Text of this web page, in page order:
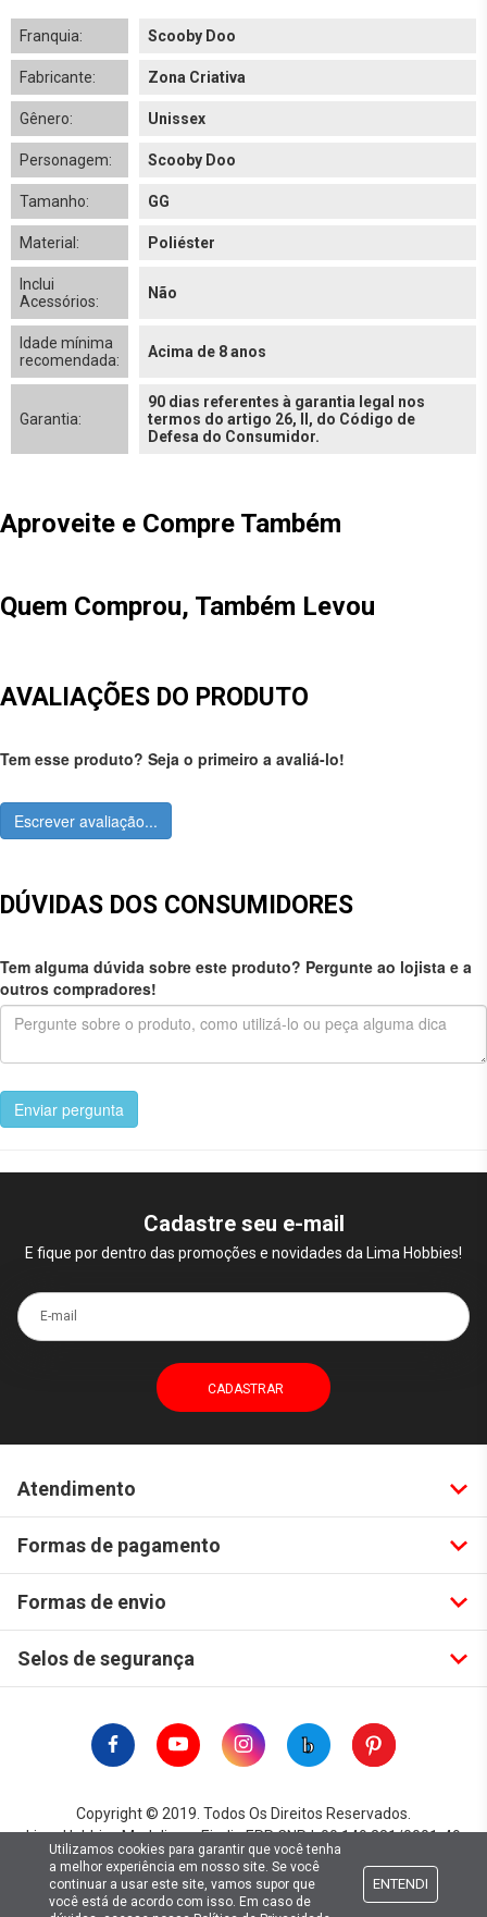
Franquia: Scooby Doo
Fabricante: Zona Criativa
Gênero: Unissex
Personagem: Scooby Doo
Tamanho: GG
Material: Poliéster
Inclui
Acessórios:
Não
Idade mínima
recomendada:
Acima de 8 anos
Garantia:
90 dias referentes à garantia legal nos
termos do artigo 26, II, do Código de
Defesa do Consumidor.
Aproveite e Compre Também
Quem Comprou, Também Levou
AVALIAÇÕES DO PRODUTO
Tem esse produto? Seja o primeiro a avaliá-lo!
Escrever avaliação...
DÚVIDAS DOS CONSUMIDORES
Tem alguma dúvida sobre este produto? Pergunte ao lojista e a
outros compradores!
Enviar pergunta
Cadastre seu e-mail
E fique por dentro das promoções e novidades da Lima Hobbies!
E-mail
Atendimento
Formas de pagamento
Formas de envio
Selos de segurança
Copyright © 2019. Todos Os Direitos Reservados.
Lima Hobbies Modelismo Eireli - EPP CNPJ: 00.149.281/0001-49
Utilizamos cookies para garantir que você tenha
a melhor experiência em nosso site. Se você
continuar a usar este site, vamos supor que
você está de acordo com isso. Em caso de
ENTENDI